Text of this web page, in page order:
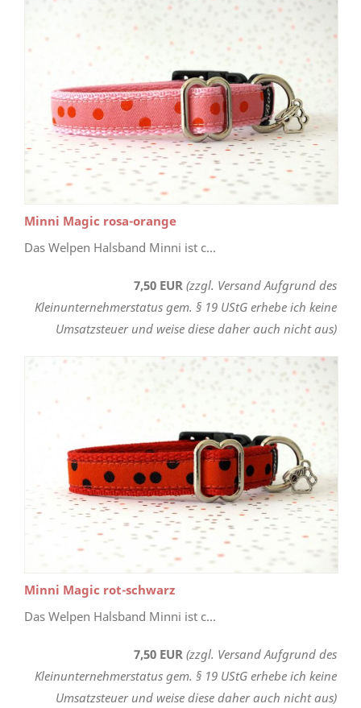
Minni Magic rosa-orange
Das Welpen Halsband Minni ist c...
7,50 EUR (zzgl. Versand Aufgrund des
Kleinunternehmerstatus gem. § 19 UStG erhebe ich keine
Umsatzsteuer und weise diese daher auch nicht aus)
Minni Magic rot-schwarz
Das Welpen Halsband Minni ist c...
7,50 EUR (zzgl. Versand Aufgrund des
Kleinunternehmerstatus gem. § 19 UStG erhebe ich keine
Umsatzsteuer und weise diese daher auch nicht aus)